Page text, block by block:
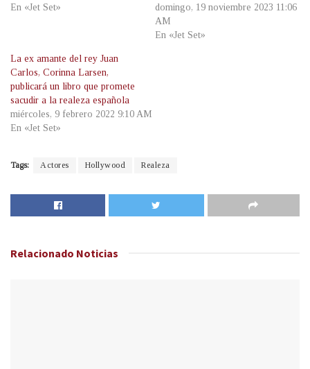
En «Jet Set»
domingo, 19 noviembre 2023 11:06
AM
En «Jet Set»
La ex amante del rey Juan
Carlos, Corinna Larsen,
publicará un libro que promete
sacudir a la realeza española
miércoles, 9 febrero 2022 9:10 AM
En «Jet Set»
Tags: Actores Hollywood Realeza
Relacionado Noticias